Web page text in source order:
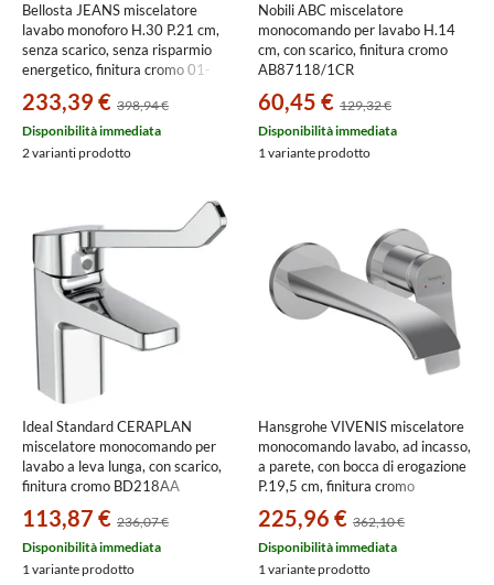
Bellosta JEANS miscelatore
lavabo monoforo H.30 P.21 cm,
senza scarico, senza risparmio
energetico, finitura cromo 01-
233,39 € 398,94 €
Disponibilità immediata
2 varianti prodotto
Nobili ABC miscelatore
monocomando per lavabo H.14
cm, con scarico, finitura cromo
AB87118/1CR
60,45 € 129,32 €
Disponibilità immediata
1 variante prodotto
Ideal Standard CERAPLAN
miscelatore monocomando per
lavabo a leva lunga, con scarico,
finitura cromo BD218AA
113,87 € 236,07 €
Disponibilità immediata
1 variante prodotto
Hansgrohe VIVENIS miscelatore
monocomando lavabo, ad incasso,
a parete, con bocca di erogazione
P.19,5 cm, finitura cromo
225,96 € 362,10 €
Disponibilità immediata
1 variante prodotto